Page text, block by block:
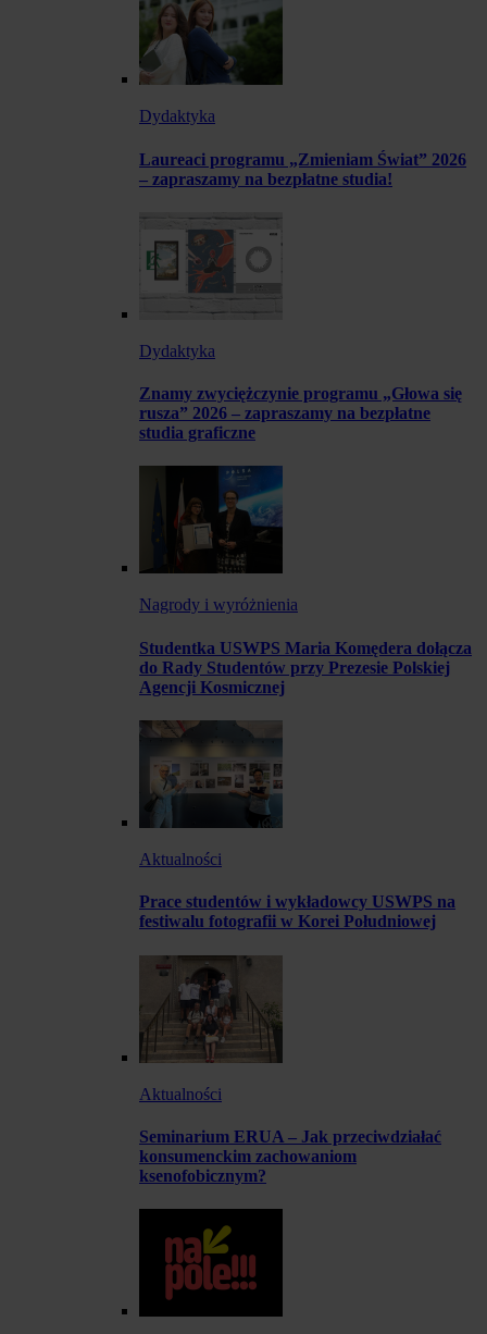
Dydaktyka
Laureaci programu „Zmieniam Świat” 2026
– zapraszamy na bezpłatne studia!
Dydaktyka
Znamy zwyciężczynie programu „Głowa się
rusza” 2026 – zapraszamy na bezpłatne
studia graficzne
Nagrody i wyróżnienia
Studentka USWPS Maria Komędera dołącza
do Rady Studentów przy Prezesie Polskiej
Agencji Kosmicznej
Aktualności
Prace studentów i wykładowcy USWPS na
festiwalu fotografii w Korei Południowej
Aktualności
Seminarium ERUA – Jak przeciwdziałać
konsumenckim zachowaniom
ksenofobicznym?